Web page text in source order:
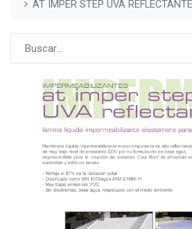
AT IMPER STEP UVA